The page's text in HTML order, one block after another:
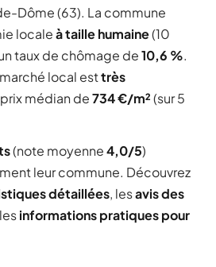
Dôme (63). La commune
localeà taille humaine(10
taux de chômage de10,6 %.
local esttrès
médian de734 €/m²(sur 5
(note moyenne4,0/5)
leur commune. Découvrez
détaillées, lesavis des
informations pratiques pour